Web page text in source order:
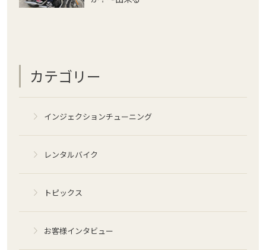
カテゴリー
インジェクションチューニング
レンタルバイク
トピックス
お客様インタビュー